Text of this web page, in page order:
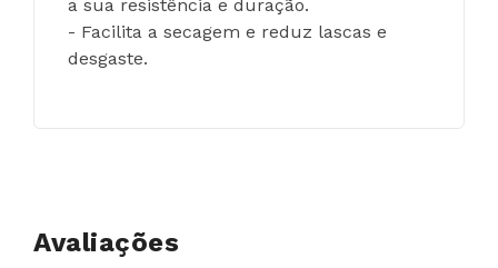
a sua resistência e duração.
- Facilita a secagem e reduz lascas e
desgaste.
Avaliações